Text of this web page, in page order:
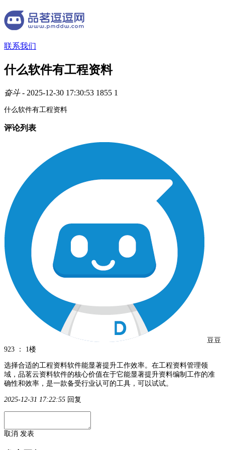
联系我们
什么软件有工程资料
奋斗- 2025-12-30 17:30:53 1855 1
什么软件有工程资料
评论列表
豆豆
923
： 1楼
选择合适的工程资料软件能显著提升工作效率。在工程资料管理领
域，品茗云资料软件的核心价值在于它能显著提升资料编制工作的准
确性和效率，是一款备受行业认可的工具，可以试试。
2025-12-31 17:22:55 回复
取消 发表